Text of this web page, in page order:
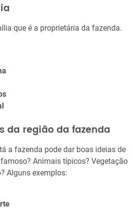
que é a proprietária da fazenda.
da região da fazenda
a fazenda pode dar boas ideias de
Animais típicos? Vegetação
Alguns exemplos: